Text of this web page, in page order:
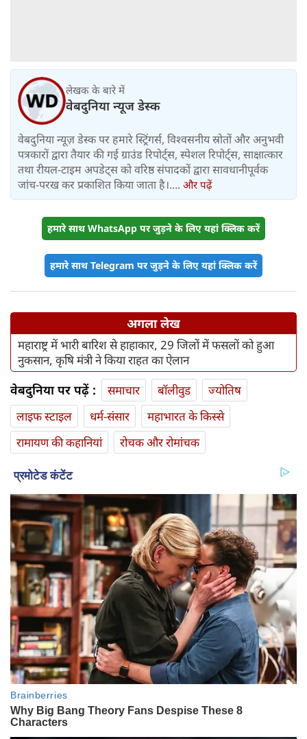
लेखक के बारे में
वेबदुनिया न्यूज डेस्क
वेबदुनिया न्यूज़ डेस्क पर हमारे स्ट्रिंगर्स, विश्वसनीय स्रोतों और अनुभवी
पत्रकारों द्वारा तैयार की गई ग्राउंड रिपोर्ट्स, स्पेशल रिपोर्ट्स, साक्षात्कार
तथा रीयल-टाइम अपडेट्स को वरिष्ठ संपादकों द्वारा सावधानीपूर्वक
जांच-परख कर प्रकाशित किया जाता है।.... और पढ़ें
हमारे साथ WhatsApp पर जुड़ने के लिए यहां क्लिक करें
हमारे साथ Telegram पर जुड़ने के लिए यहां क्लिक करें
अगला लेख
महाराष्ट्र में भारी बारिश से हाहाकार, 29 जिलों में फसलों को हुआ
नुकसान, कृषि मंत्री ने किया राहत का ऐलान
वेबदुनिया पर पढ़ें : समाचार बॉलीवुड
ज्योतिष
लाइफ स्‍टाइल
धर्म-संसार
महाभारत के किस्से
रामायण की कहानियां
रोचक और रोमांचक